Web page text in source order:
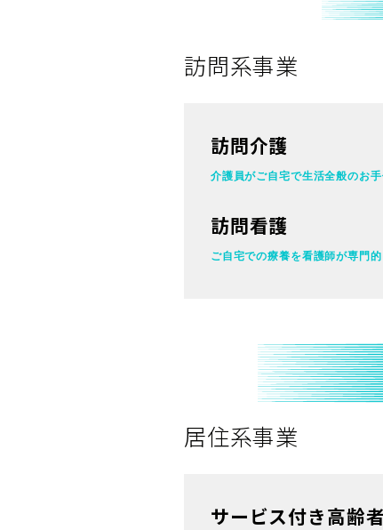
訪問系事業
訪問介護
介護員がご自宅で生活全般のお
訪問看護
ご自宅での療養を看護師が専門
居住系事業
サービス付き高齢